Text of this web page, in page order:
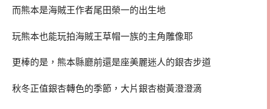
而熊本是海賊王作者尾田榮一的出生地
玩熊本也能玩拍海賊王草帽一族的主角雕像耶
更棒的是，熊本縣廳前還是座美麗迷人的銀杏步道
秋冬正值銀杏轉色的季節，大片銀杏樹黃澄澄滴